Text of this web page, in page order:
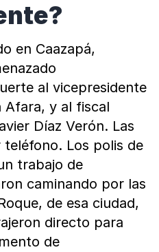
en Caazapá,
al vicepresidente
Afara, y al fiscal
Díaz Verón. Las
Los polis de
trabajo de
caminando por las
de esa ciudad,
directo para
de